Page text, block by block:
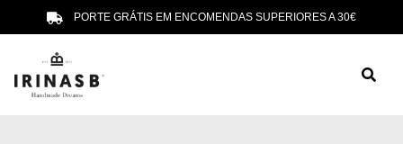
PORTE GRÁTIS EM ENCOMENDAS SUPERIORES A 30€